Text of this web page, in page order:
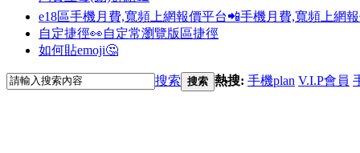
e18區手機月費,寬頻上網報價平台📲手機月費,寬頻上網
自定捷徑👀自定常瀏覽版區捷徑
如何貼emoji🤔
搜索 搜索 熱搜: 手機plan V.I.P會員